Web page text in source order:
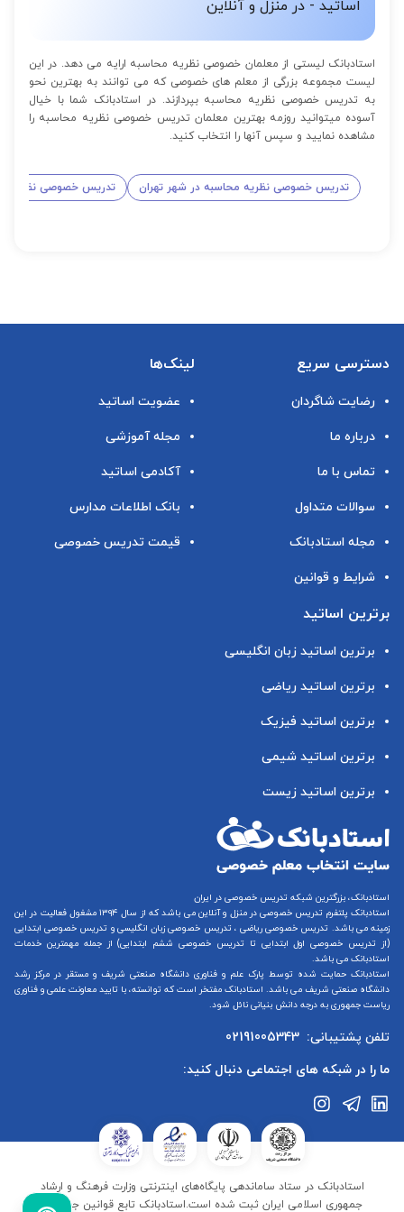
اساتید - در منزل و آنلاین
استادبانک لیستی از معلمان خصوصی نظریه محاسبه ارایه می دهد. در این
لیست مجموعه بزرگی از معلم های خصوصی که می توانند به بهترین نحو
به تدریس خصوصی نظریه محاسبه بپردازند. در استادبانک شما با خیال
آسوده میتوانید روزمه بهترین معلمان تدریس خصوصی نظریه محاسبه را
مشاهده نمایید و سپس آنها را انتخاب کنید.
تدریس خصوصی نظریه محاسبه در شهر تهران تدریس خصوصی نظریه
دسترسی سریع
رضایت شاگردان
درباره ما
تماس با ما
سوالات متداول
مجله استادبانک
شرایط و قوانین
لینک‌ها
عضویت اساتید
مجله آموزشی
آکادمی اساتید
بانک اطلاعات مدارس
قیمت تدریس خصوصی
برترین اساتید
برترین اساتید زبان انگلیسی
برترین اساتید ریاضی
برترین اساتید فیزیک
برترین اساتید شیمی
برترین اساتید زیست
استادبانک، بزرگترین شبکه تدریس خصوصی در ایران
استادبانک پلتفرم تدریس خصوصی در منزل و آنلاین
می باشد که از سال ۱۳۹۴ مشغول فعالیت در این
زمینه می باشد. تدریس خصوصی ریاضی ، تدریس خصوصی زبان انگلیسیو تدریس خصوصی ابتدایی
(از تدریس خصوصی اول ابتدایی تا تدریس خصوصی ششم ابتدایی) از جمله مهمترین خدمات
استادبانک می باشد.
استادبانک حمایت شده توسط پارک علم و فناوری دانشگاه صنعتی شریف و مستقر در مرکز رشد
دانشگاه صنعتی شریف می باشد. استادبانک مفتخر است که توانسته، با تایید معاونت علمی و فناوری
ریاست جمهوری به درجه دانش بنیانی نائل شود.
تلفن پشتیبانی: 02191005343
ما را در شبکه های اجتماعی دنبال کنید:
استادبانک در ستاد ساماندهی پایگاه‌های اینترنتی وزارت فرهنگ و ارشاد
جمهوری اسلامی ایران ثبت شده است.استادبانک تابع قوانین جمهوری